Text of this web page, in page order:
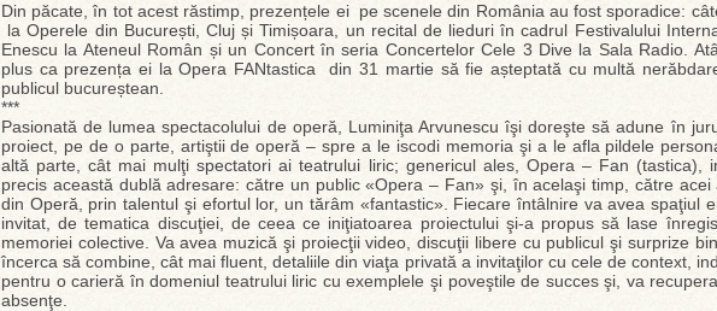
Din păcate, în tot acest răstimp, prezențele ei pe scenele din România au fost sporadice:
la Operele din București, Cluj și Timișoara, un recital de lieduri în cadrul Festivalului
Enescu la Ateneul Român și un Concert în seria Concertelor Cele 3 Dive la Sala Radio.
plus ca prezența ei la Opera FANtastica din 31 martie să fie așteptată cu multă
publicul bucureștean.
***
Pasionată de lumea spectacolului de operă, Luminiţa Arvunescu îşi doreşte să adune în
proiect, pe de o parte, artiştii de operă – spre a le iscodi memoria şi a le afla pildele
altă parte, cât mai mulţi spectatori ai teatrului liric; genericul ales, Opera – Fan (tastica),
precis această dublă adresare: către un public «Opera – Fan» şi, în acelaşi timp, către acei
din Operă, prin talentul şi efortul lor, un tărâm «fantastic». Fiecare întâlnire va avea spaţiul
invitat, de tematica discuţiei, de ceea ce iniţiatoarea proiectului şi-a propus să lase
memoriei colective. Va avea muzică şi proiecţii video, discuţii libere cu publicul şi surprize
încerca să combine, cât mai fluent, detaliile din viaţa privată a invitaţilor cu cele de context,
pentru o carieră în domeniul teatrului liric cu exemplele şi poveştile de succes şi, va
absenţe.